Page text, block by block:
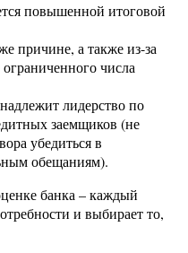
повышенной итоговой
причине, а также из-за
числа
лидерство по
заемщиков (не
убедиться в
обещаниям).
банка – каждый
и выбирает то,